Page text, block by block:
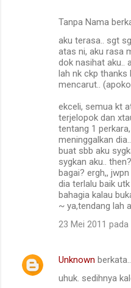
Tanpa Nama
aku terasa.. sgt
atas ni, aku rasa
dok nasihat aku..
lah nk ckp thanks
mencarut..
ekceli, semua kt
terjelopok dan
tentang 1
meninggalkan
buat sbb aku
sygkan aku..
bagai? ergh,,
dia terlalu baik
bahagia kalau
~ ya,tendang lah
23 Mei 2011 pada
Unknown
uhuk. sedihnya